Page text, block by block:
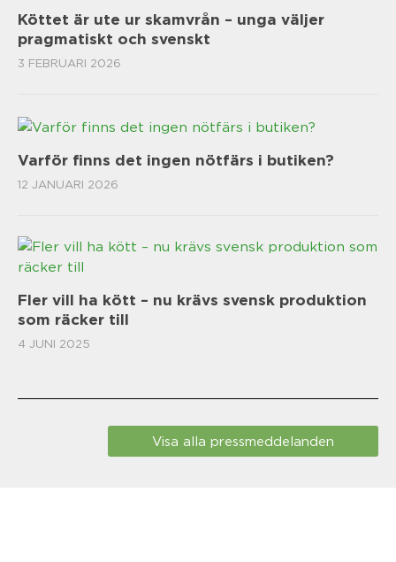
Köttet är ute ur skamvrån – unga väljer
pragmatiskt och svenskt
3 FEBRUARI 2026
Varför finns det ingen nötfärs i butiken?
12 JANUARI 2026
Fler vill ha kött – nu krävs svensk produktion
som räcker till
4 JUNI 2025
Visa alla pressmeddelanden